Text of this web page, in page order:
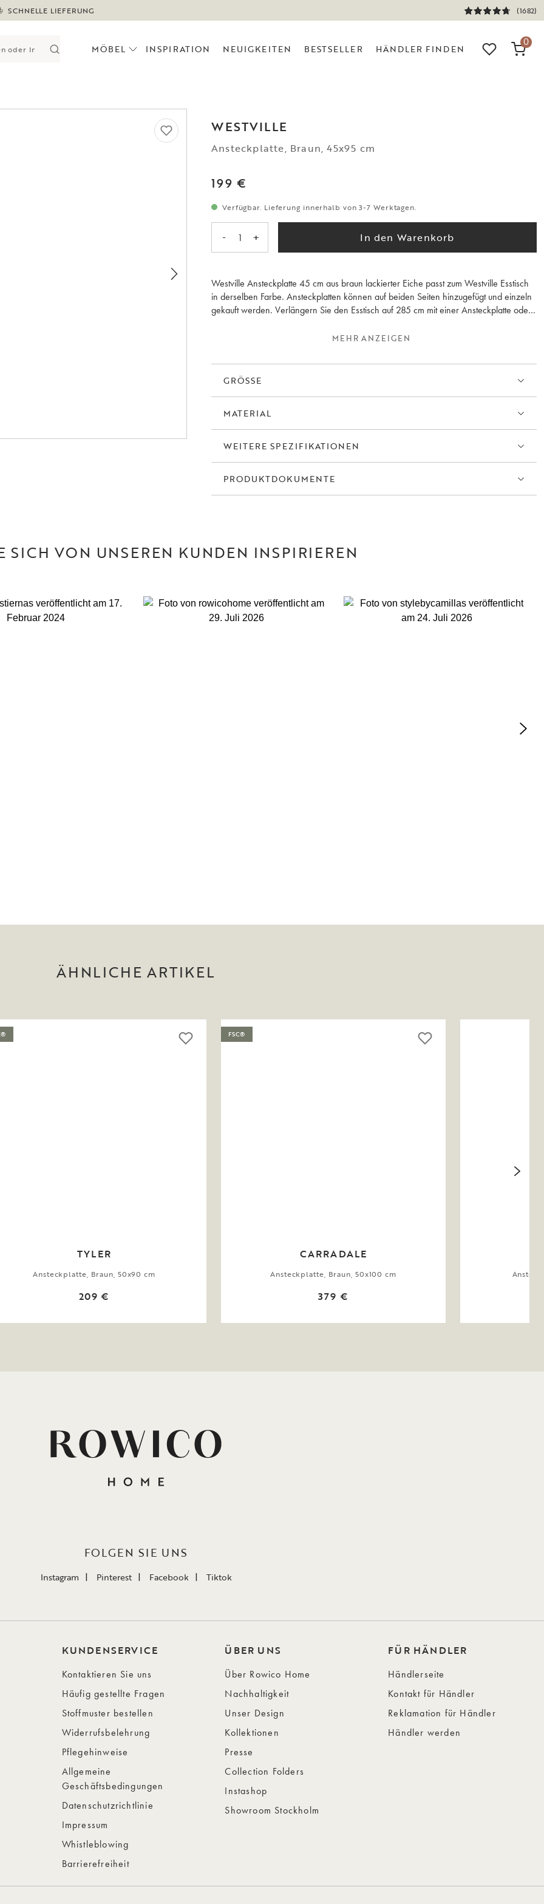
SCHNELLE LIEFERUNG (1682)
MÖBEL INSPIRATION NEUIGKEITEN BESTSELLER HÄNDLER FINDEN
0
WESTVILLE
Ansteckplatte, Braun, 45x95 cm
199 €
Verfügbar. Lieferung innerhalb von 3-7 Werktagen.
- 1 + In den Warenkorb
Westville Ansteckplatte 45 cm aus braun lackierter Eiche passt zum Westville Esstisch
in derselben Farbe. Ansteckplatten können auf beiden Seiten hinzugefügt und einzeln
gekauft werden. Verlängern Sie den Esstisch auf 285 cm mit einer Ansteckplatte oder
des Holzes zwischen Zusatzplatten und Tischen unterschiedlich ist.
MEHR ANZEIGEN
GRÖSSE
MATERIAL
WEITERE SPEZIFIKATIONEN
PRODUKTDOKUMENTE
SICH VON UNSEREN KUNDEN INSPIRIEREN
ÄHNLICHE ARTIKEL
TYLER
Ansteckplatte, Braun, 50x90 cm
209 €
CARRADALE
Ansteckplatte, Braun, 50x100 cm
379 €
FSC®
FOLGEN SIE UNS
Instagram Pinterest Facebook Tiktok
KUNDENSERVICE
Kontaktieren Sie uns
Häufig gestellte Fragen
Stoffmuster bestellen
Widerrufsbelehrung
Pflegehinweise
Allgemeine
Geschäftsbedingungen
Datenschutzrichtlinie
Impressum
Whistleblowing
Barrierefreiheit
ÜBER UNS
Über Rowico Home
Nachhaltigkeit
Unser Design
Kollektionen
Presse
Collection Folders
Instashop
Showroom Stockholm
FÜR HÄNDLER
Händlerseite
Kontakt für Händler
Reklamation für Händler
Händler werden